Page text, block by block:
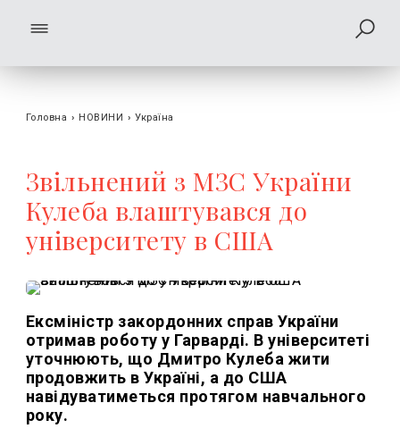
Головна › НОВИНИ › Україна
Звільнений з МЗС України
Кулеба влаштувався до
університету в США
Ексміністр закордонних справ України
отримав роботу у Гарварді. В університеті
уточнюють, що Дмитро Кулеба жити
продовжить в Україні, а до США
навідуватиметься протягом навчального
року.